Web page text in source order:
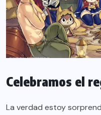
Celebramos el
La verdad estoy